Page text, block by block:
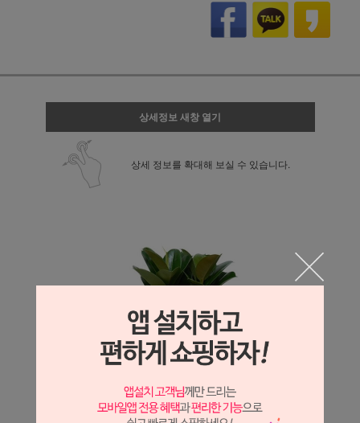
상세정보 새창 열기
상세 정보를 확대해 보실 수 있습니다.